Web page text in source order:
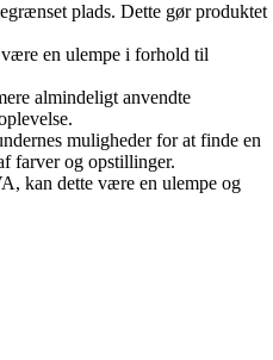
plads. Dette gør produktet
en ulempe i forhold til
almindeligt anvendte
muligheder for at finde en
farver og opstillinger.
kan dette være en ulempe og